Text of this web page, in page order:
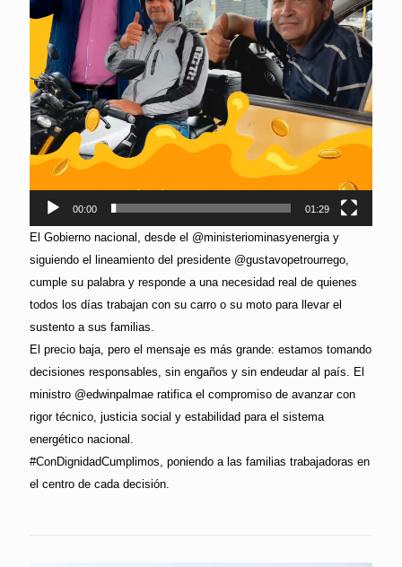
00:00 01:29
El Gobierno nacional, desde el @ministeriominasyenergia y
siguiendo el lineamiento del presidente @gustavopetrourrego,
cumple su palabra y responde a una necesidad real de quienes
todos los días trabajan con su carro o su moto para llevar el
sustento a sus familias.
El precio baja, pero el mensaje es más grande: estamos tomando
decisiones responsables, sin engaños y sin endeudar al país. El
ministro @edwinpalmae ratifica el compromiso de avanzar con
rigor técnico, justicia social y estabilidad para el sistema
energético nacional.
#ConDignidadCumplimos, poniendo a las familias trabajadoras en
el centro de cada decisión.